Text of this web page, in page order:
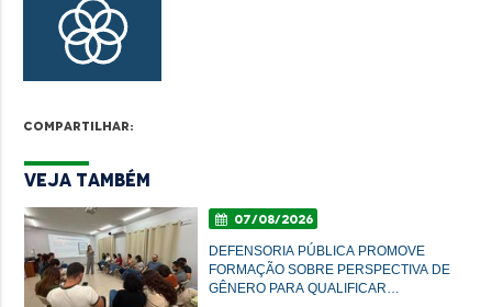
Compartilhar:
Veja Também
07/08/2026
DEFENSORIA PÚBLICA PROMOVE
FORMAÇÃO SOBRE PERSPECTIVA DE
GÊNERO PARA QUALIFICAR